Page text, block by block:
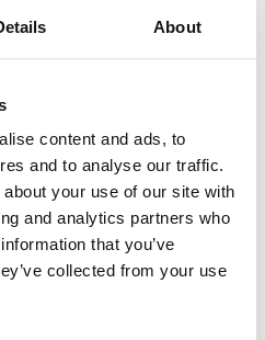
About
content and ads, to
and to analyse our traffic.
your use of our site with
and analytics partners who
that you’ve
collected from your use
i stor Stockholm
kunna lämna ett pris,
och hyresperiod.